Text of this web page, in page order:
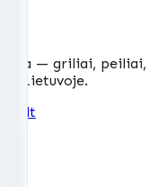
— griliai, peiliai,
Lietuvoje.